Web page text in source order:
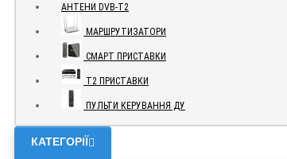
АНТЕНИ DVB-Т2
МАРШРУТИЗАТОРИ
СМАРТ ПРИСТАВКИ
Т2 ПРИСТАВКИ
ПУЛЬТИ КЕРУВАННЯ ДУ
КАТЕГОРІЇ